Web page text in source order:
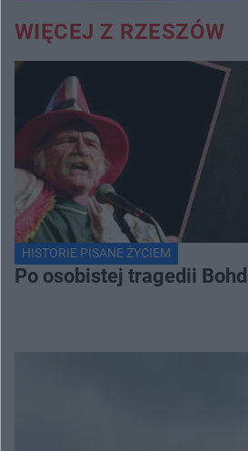
WIĘCEJ Z RZESZÓW
HISTORIE PISANE ŻYCIEM
Po osobistej tragedii